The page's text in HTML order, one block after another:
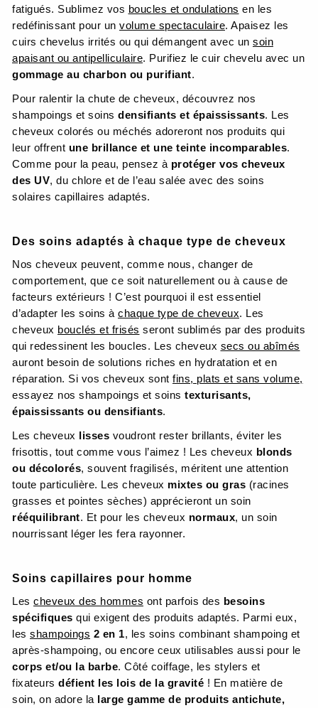
fatigués. Sublimez vos boucles et ondulations en les
redéfinissant pour un volume spectaculaire. Apaisez les
cuirs chevelus irrités ou qui démangent avec un soin
apaisant ou antipelliculaire. Purifiez le cuir chevelu avec un
gommage au charbon ou purifiant.
Pour ralentir la chute de cheveux, découvrez nos
shampoings et soins densifiants et épaississants. Les
cheveux colorés ou méchés adoreront nos produits qui
leur offrent une brillance et une teinte incomparables.
Comme pour la peau, pensez à protéger vos cheveux
des UV, du chlore et de l’eau salée avec des soins
solaires capillaires adaptés.
Des soins adaptés à chaque type de cheveux
Nos cheveux peuvent, comme nous, changer de
comportement, que ce soit naturellement ou à cause de
facteurs extérieurs ! C’est pourquoi il est essentiel
d’adapter les soins à chaque type de cheveux. Les
cheveux bouclés et frisés seront sublimés par des produits
qui redessinent les boucles. Les cheveux secs ou abîmés
auront besoin de solutions riches en hydratation et en
réparation. Si vos cheveux sont fins, plats et sans volume,
essayez nos shampoings et soins texturisants,
épaississants ou densifiants.
Les cheveux lisses voudront rester brillants, éviter les
frisottis, tout comme vous l’aimez ! Les cheveux blonds
ou décolorés, souvent fragilisés, méritent une attention
toute particulière. Les cheveux mixtes ou gras (racines
grasses et pointes sèches) apprécieront un soin
rééquilibrant. Et pour les cheveux normaux, un soin
nourrissant léger les fera rayonner.
Soins capillaires pour homme
Les cheveux des hommes ont parfois des besoins
spécifiques qui exigent des produits adaptés. Parmi eux,
les shampoings 2 en 1, les soins combinant shampoing et
après-shampoing, ou encore ceux utilisables aussi pour le
corps et/ou la barbe. Côté coiffage, les stylers et
fixateurs défient les lois de la gravité ! En matière de
soin, on adore la large gamme de produits antichute,